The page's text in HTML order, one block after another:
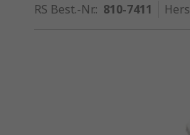
RS Best.-Nr.: 810-7411